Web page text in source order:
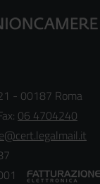
- 00187 Roma
06 4704240